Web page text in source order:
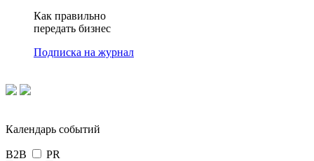
Как правильно
передать бизнес
Подписка на журнал
Календарь событий
B2B PR